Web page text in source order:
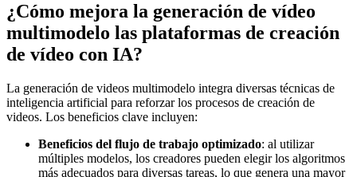
¿Cómo mejora la generación de vídeo
multimodelo las plataformas de creación
de vídeo con IA?
La generación de videos multimodelo integra diversas técnicas de
inteligencia artificial para reforzar los procesos de creación de
videos. Los beneficios clave incluyen:
Beneficios del flujo de trabajo optimizado: al utilizar
múltiples modelos, los creadores pueden elegir los algoritmos
más adecuados para diversas tareas, lo que genera una mayor